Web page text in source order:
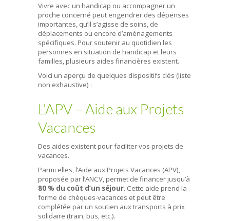
Vivre avec un handicap ou accompagner un
proche concerné peut engendrer des dépenses
importantes, qu’il s’agisse de soins, de
déplacements ou encore d’aménagements
spécifiques. Pour soutenir au quotidien les
personnes en situation de handicap et leurs
familles, plusieurs aides financières existent.
Voici un aperçu de quelques dispositifs clés (liste
non exhaustive) :
L’APV – Aide aux Projets
Vacances
Des aides existent pour faciliter vos projets de
vacances.
Parmi elles, l’Aide aux Projets Vacances (APV),
proposée par l’ANCV, permet de financer jusqu’à
80 % du coût d’un séjour. Cette aide prend la
forme de chèques-vacances et peut être
complétée par un soutien aux transports à prix
solidaire (train, bus, etc.).